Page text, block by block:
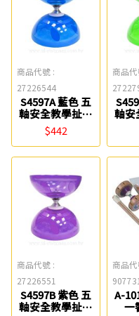
商品代號 :
27226544
S4597A 藍色 五
軸安全教學扯鈴
Success成功
$442
商品
軸安
商品代號 :
27226551
S4597B 紫色 五
軸安全教學扯鈴
商品
A-
一